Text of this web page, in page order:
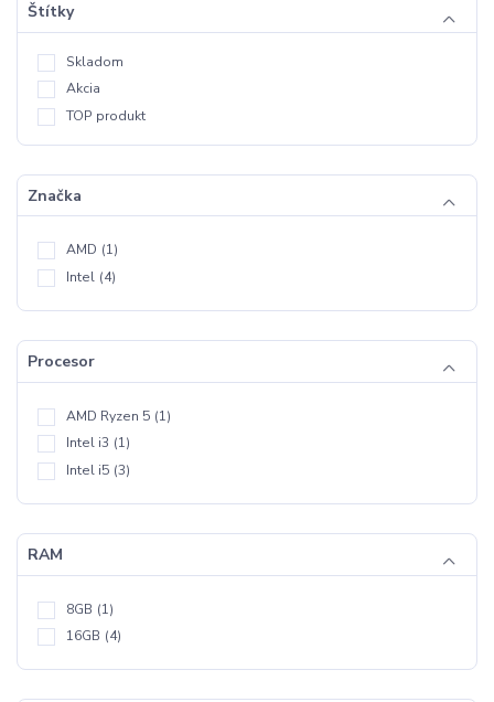
Štítky
Skladom
Akcia
TOP produkt
Značka
AMD (1)
Intel (4)
Procesor
AMD Ryzen 5 (1)
Intel i3 (1)
Intel i5 (3)
RAM
8GB (1)
16GB (4)